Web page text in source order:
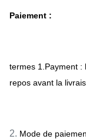
Paiement :
termes 1.Payment :
repos avant la
2. Mode de